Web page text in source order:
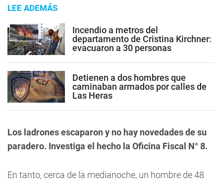
LEE ADEMÁS
Incendio a metros del
departamento de Cristina Kirchner:
evacuaron a 30 personas
Detienen a dos hombres que
caminaban armados por calles de
Las Heras
Los ladrones escaparon y no hay novedades de su
paradero. Investiga el hecho la Oficina Fiscal N° 8.
En tanto, cerca de la medianoche, un hombre de 48